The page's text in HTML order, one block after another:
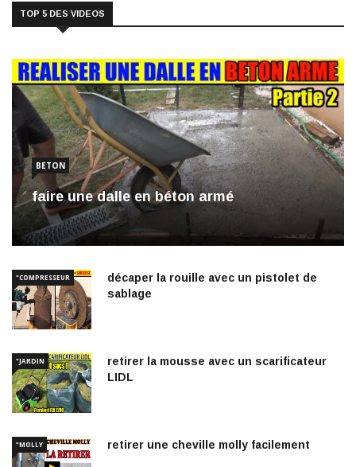
TOP 5 DES VIDEOS
BETON
faire une dalle en béton armé
"COMPRESSEUR
décaper la rouille avec un pistolet de
sablage
"JARDIN
retirer la mousse avec un scarificateur
LIDL
"MOLLY retirer une cheville molly facilement